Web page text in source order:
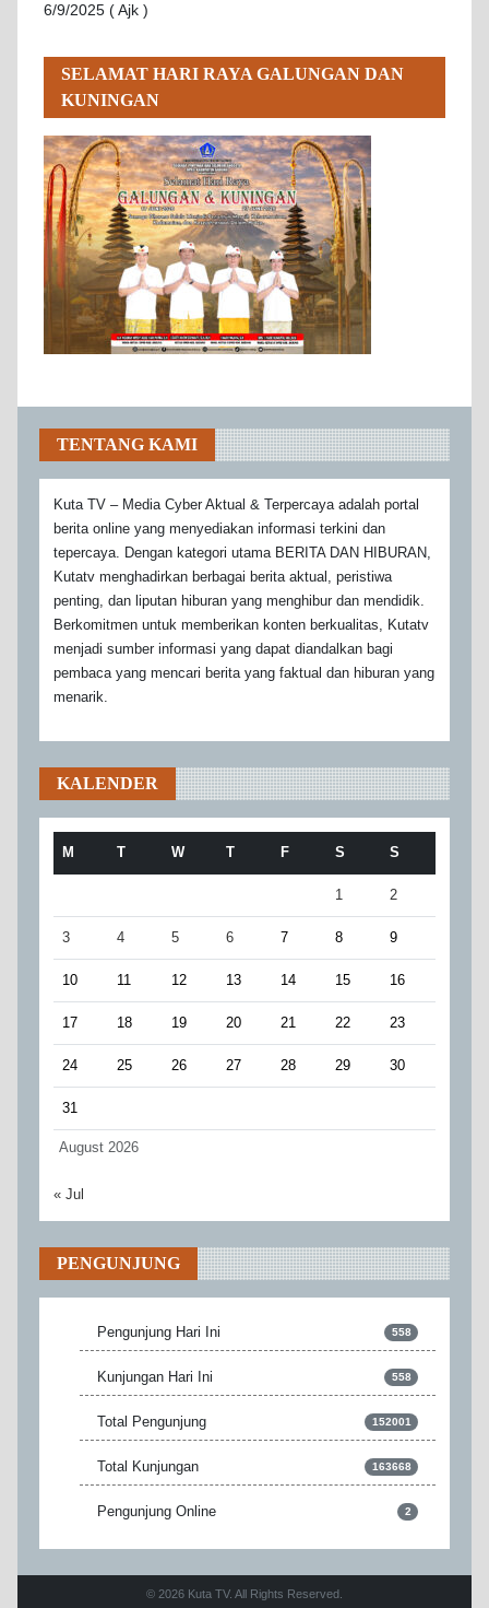
6/9/2025 ( Ajk )
SELAMAT HARI RAYA GALUNGAN DAN
KUNINGAN
TENTANG KAMI
Kuta TV – Media Cyber Aktual & Terpercaya adalah portal
berita online yang menyediakan informasi terkini dan
tepercaya. Dengan kategori utama BERITA DAN HIBURAN,
Kutatv menghadirkan berbagai berita aktual, peristiwa
penting, dan liputan hiburan yang menghibur dan mendidik.
Berkomitmen untuk memberikan konten berkualitas, Kutatv
menjadi sumber informasi yang dapat diandalkan bagi
pembaca yang mencari berita yang faktual dan hiburan yang
menarik.
KALENDER
August 2026
M T W T F S S
1 2
3 4 5 6 7 8 9
10 11 12 13 14 15 16
17 18 19 20 21 22 23
24 25 26 27 28 29 30
31
« Jul
PENGUNJUNG
Pengunjung Hari Ini 558
Kunjungan Hari Ini 558
Total Pengunjung 152001
Total Kunjungan 163668
Pengunjung Online 2
© 2026 Kuta TV. All Rights Reserved.